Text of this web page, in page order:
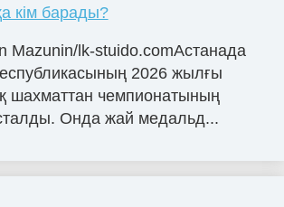
кім барады?
Mazunin/lk-stuido.comАстанада
2026 жылғы
шахматтан чемпионатының
Онда жай медальд...